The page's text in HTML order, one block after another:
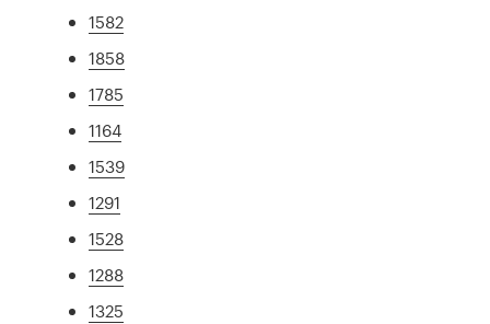
1582
1858
1785
1164
1539
1291
1528
1288
1325